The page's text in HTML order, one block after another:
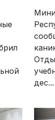
дес...